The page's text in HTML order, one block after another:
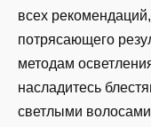
всех
потрясающего
методам
насладитесь
светлыми